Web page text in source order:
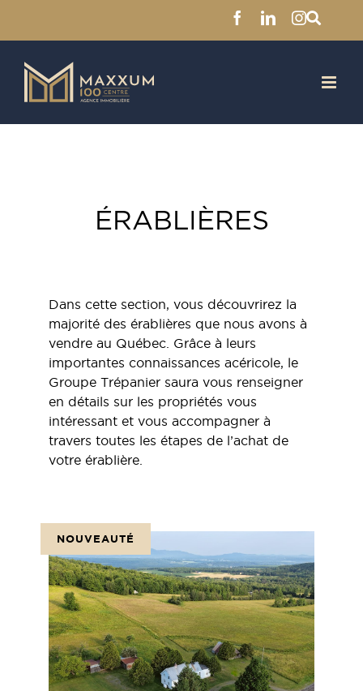
ÉRABLIÈRES
Dans cette section, vous découvrirez la
majorité des érablières que nous avons à
vendre au Québec. Grâce à leurs
importantes connaissances acéricole, le
Groupe Trépanier saura vous renseigner
en détails sur les propriétés vous
intéressant et vous accompagner à
travers toutes les étapes de l’achat de
votre érablière.
NOUVEAUTÉ